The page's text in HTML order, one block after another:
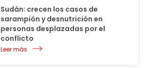
Sudán: crecen los casos de
sarampión y desnutrición en
personas desplazadas por el
conflicto
Leer más